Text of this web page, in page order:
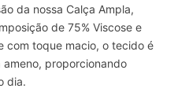
da nossa Calça Ampla,
de 75% Viscose e
com toque macio, o tecido é
proporcionando
dia.